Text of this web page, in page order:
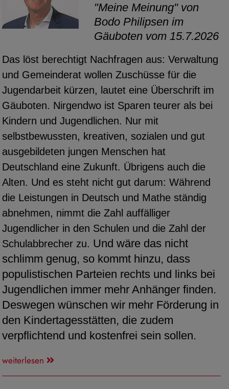
"Meine Meinung" von
Bodo Philipsen im
Gäuboten vom 15.7.2026
Das löst berechtigt Nachfragen aus: Verwaltung
und Gemeinderat wollen Zuschüsse für die
Jugendarbeit kürzen, lautet eine Überschrift im
Gäuboten. Nirgendwo ist Sparen teurer als bei
Kindern und Jugendlichen. Nur mit
selbstbewussten, kreativen, sozialen und gut
ausgebildeten jungen Menschen hat
Deutschland eine Zukunft. Übrigens auch die
Alten. Und es steht nicht gut darum: Während
die Leistungen in Deutsch und Mathe ständig
abnehmen, nimmt die Zahl auffälliger
Jugendlicher in den Schulen und die Zahl der
Schulabbrecher zu. Und wäre das nicht
schlimm genug, so kommt hinzu, dass
populistischen Parteien rechts und links bei
Jugendlichen immer mehr Anhänger finden.
Deswegen wünschen wir mehr Förderung in
den Kindertagesstätten, die zudem
verpflichtend und kostenfrei sein sollen.
weiterlesen